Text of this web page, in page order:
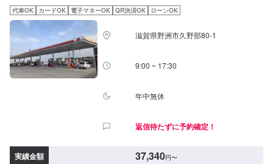
車検基本料14,800円↓各種法定料金合計52,250円（合計）67,050円最大割引
適用で▶︎合計62,050円◆割引について（※併用はできません。）【早期予約
割引】・3ヶ月前・・・3,000円割引・2ヶ月前・・・2,000円割引・1ヶ月
前・・・1,000円割引【リピーター様割引】・5,000円◇注意事項◇・追加交
換等必要な場合は、別途お見積もりご請求させていただきます。・輸入車(レ
クサスを含む)+11,000円・Wタイヤ+22,000円・13年以上経過したお車やエ
コカー減税対象車につきましては、重量税が変動するため上記の価格と違う
代車OK カードOK 電子マネーOK QR決済OK ローンOK
滋賀県野洲市久野部80-1
9:00 ~ 17:30
年中無休
返信待たずに予約確定！
実績金額 37,340円〜